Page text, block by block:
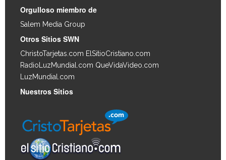
Orgulloso miembro de
Salem Media Group
Otros Sitios SWN
ChristoTarjetas.com ElSitioCristiano.com
RadioLuzMundial.com QueVidaVideo.com
LuzMundial.com
Nuestros Sitios